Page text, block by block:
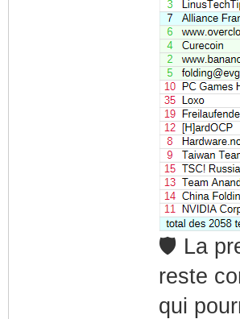
🛡️ La
reste
qui